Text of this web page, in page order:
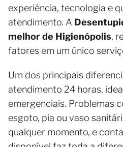
experiência, tecnologia e
atendimento. A
melhor de Higienópolis,
fatores em um único
Um dos principais
atendimento 24 horas,
emergenciais. Problemas
esgoto, pia ou vaso
qualquer momento, e